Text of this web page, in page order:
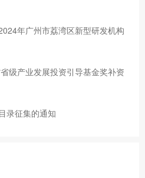
年广州市荔湾区新型研发机构
级产业发展投资引导基金奖补资
录征集的通知